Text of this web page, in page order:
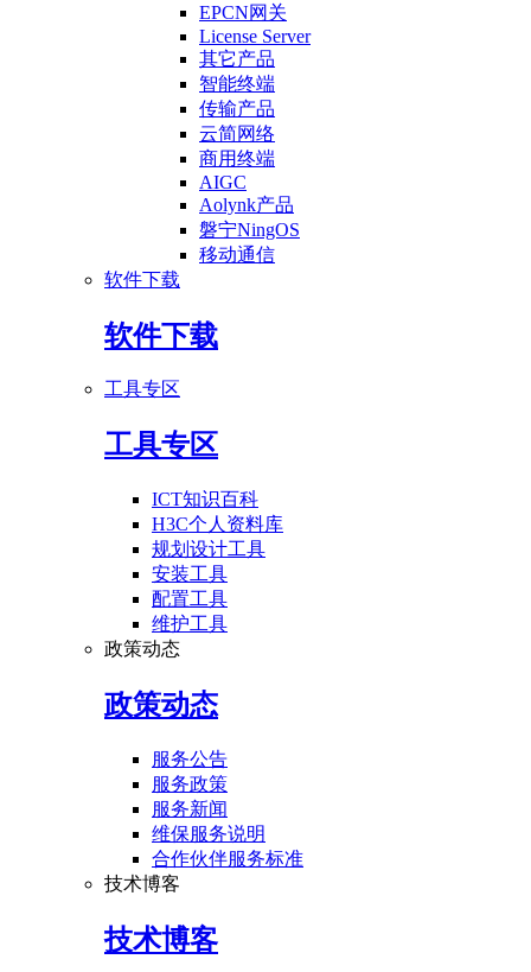
EPCN网关
License Server
其它产品
智能终端
传输产品
云简网络
商用终端
AIGC
Aolynk产品
磐宁NingOS
移动通信
软件下载
软件下载
工具专区
工具专区
ICT知识百科
H3C个人资料库
规划设计工具
安装工具
配置工具
维护工具
政策动态
政策动态
服务公告
服务政策
服务新闻
维保服务说明
合作伙伴服务标准
技术博客
技术博客